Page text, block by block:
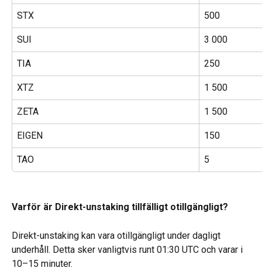
STX 500
SUI 3 000
TIA 250
XTZ 1 500
ZETA 1 500
EIGEN 150
TAO 5
Varför är Direkt-unstaking tillfälligt otillgängligt?
Direkt-unstaking kan vara otillgängligt under dagligt
underhåll. Detta sker vanligtvis runt 01:30 UTC och varar i
10–15 minuter.